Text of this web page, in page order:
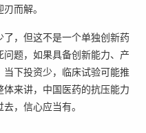
而解。
，但这不是一个单独创新药
题，如果具备创新能力、产
下投资少，临床试验可能推
来讲，中国医药的抗压能力
，信心应当有。